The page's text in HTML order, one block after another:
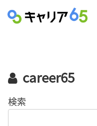
career65
検索